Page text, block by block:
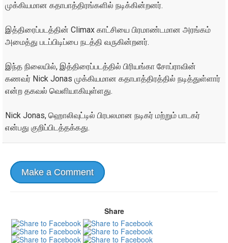
முக்கியமான கதாபாத்திரங்களில் நடிக்கின்றனர்.
இத்திரைப்படத்தின் Climax காட்சியை பிரமாண்டமான அரங்கம்
அமைத்து படப்பிடிப்பை நடத்தி வருகின்றனர்.
இந்த நிலையில், இத்திரைப்படத்தில் பிரியங்கா சோப்ராவின்
கணவர் Nick Jonas முக்கியமான கதாபாத்திரத்தில் நடித்துள்ளார்
என்ற தகவல் வெளியாகியுள்ளது.
Nick Jonas, ஹொலிவுட்டில் பிரபலமான நடிகர் மற்றும் பாடகர்
என்பது குறிப்பிடத்தக்கது.
Make a Comment
Share